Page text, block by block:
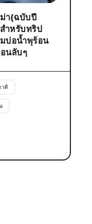
า(ฉบับปี
ำหรับทริป
บ่อน้ำพุร้อน
นลับๆ
ติ